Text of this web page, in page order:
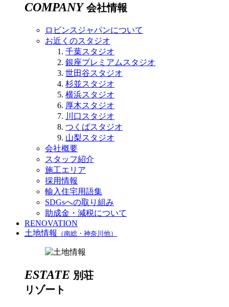
COMPANY 会社情報
ロビンスジャパンについて
お近くのスタジオ
千葉スタジオ
銀座プレミアムスタジオ
世田谷スタジオ
杉並スタジオ
横浜スタジオ
厚木スタジオ
川口スタジオ
つくばスタジオ
山梨スタジオ
会社概要
スタッフ紹介
施工エリア
採用情報
輸入住宅用語集
SDGsへの取り組み
助成金・減税について
RENOVATION
土地情報
（南総・神奈川他）
ESTATE 別荘
リゾート